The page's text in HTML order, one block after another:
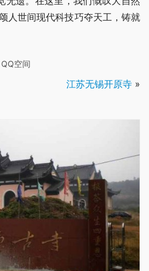
人世间现代科技巧夺天工，铸就
QQ空间
江苏无锡开原寺 »